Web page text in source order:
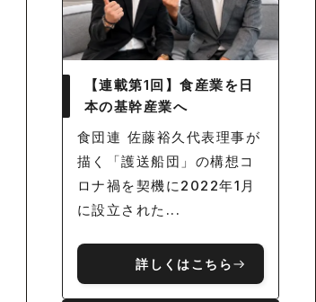
【連載第1回】食産業を日
本の基幹産業へ
食団連 佐藤裕久代表理事が
描く「護送船団」の構想コ
ロナ禍を契機に2022年1月
に設立された...
詳しくはこちら